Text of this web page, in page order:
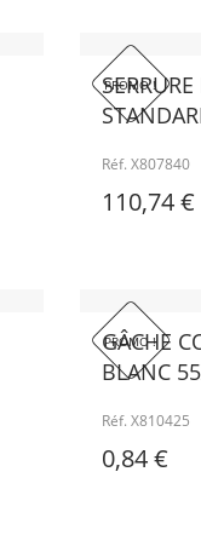
PROMO !
Réf. X807840
110,74 €
PROMO !
GÂCHE
BLANC
Réf. X810425
0,84 €